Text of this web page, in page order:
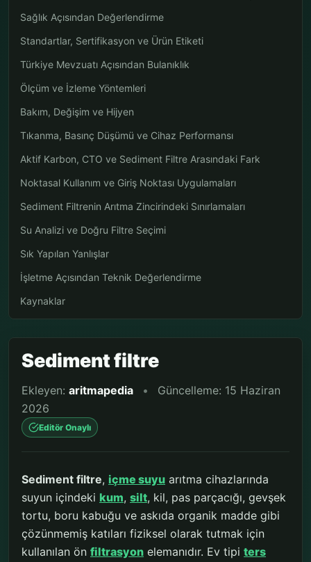
Sağlık Açısından Değerlendirme
Standartlar, Sertifikasyon ve Ürün Etiketi
Türkiye Mevzuatı Açısından Bulanıklık
Ölçüm ve İzleme Yöntemleri
Bakım, Değişim ve Hijyen
Tıkanma, Basınç Düşümü ve Cihaz Performansı
Aktif Karbon, CTO ve Sediment Filtre Arasındaki Fark
Noktasal Kullanım ve Giriş Noktası Uygulamaları
Sediment Filtrenin Arıtma Zincirindeki Sınırlamaları
Su Analizi ve Doğru Filtre Seçimi
Sık Yapılan Yanlışlar
İşletme Açısından Teknik Değerlendirme
Kaynaklar
Sediment filtre
Ekleyen: aritmapedia •
Güncelleme: 15 Haziran
2026
Editör Onaylı
Sediment filtre, içme suyu arıtma cihazlarında
suyun içindeki kum, silt, kil, pas parçacığı, gevşek
tortu, boru kabuğu ve askıda organik madde gibi
çözünmemiş katıları fiziksel olarak tutmak için
kullanılan ön filtrasyon elemanıdır. Ev tipi ters